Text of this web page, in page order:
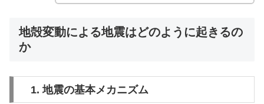
地殻変動による地震はどのように起きるの
か
1. 地震の基本メカニズム